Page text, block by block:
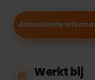
Aanvullende
Werkt bij